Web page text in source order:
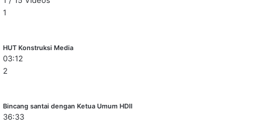
1
HUT Konstruksi Media
03:12
2
Bincang santai dengan Ketua Umum HDII
36:33